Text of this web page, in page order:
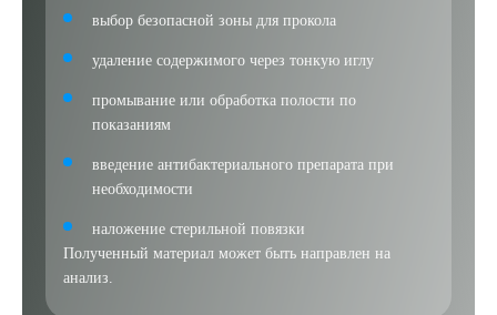
выбор безопасной зоны для прокола
удаление содержимого через тонкую иглу
промывание или обработка полости по
показаниям
введение антибактериального препарата при
необходимости
наложение стерильной повязки
Полученный материал может быть направлен на
анализ.